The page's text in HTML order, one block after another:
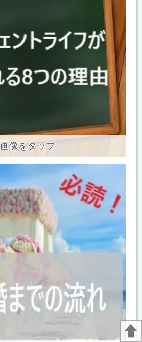
画像をタップ